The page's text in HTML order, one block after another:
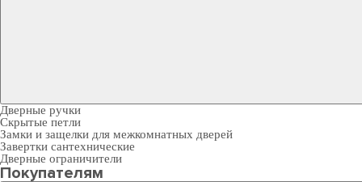
Дверные ручки
Скрытые петли
Замки и защелки для межкомнатных дверей
Завертки сантехнические
Дверные ограничители
Покупателям